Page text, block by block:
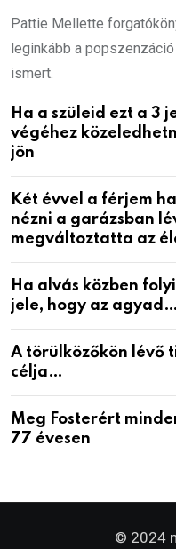
Pattie Mellette
leginkább a
ismert.
Ha a szüleid ezt a 3
végéhez
jön
Két évvel a férjem
nézni a garázsban
megváltoztatta az
Ha alvás közben
jele, hogy az agyad…
A törülközőkön lévő
célja…
Meg Fosterért
77 évesen
© 2024